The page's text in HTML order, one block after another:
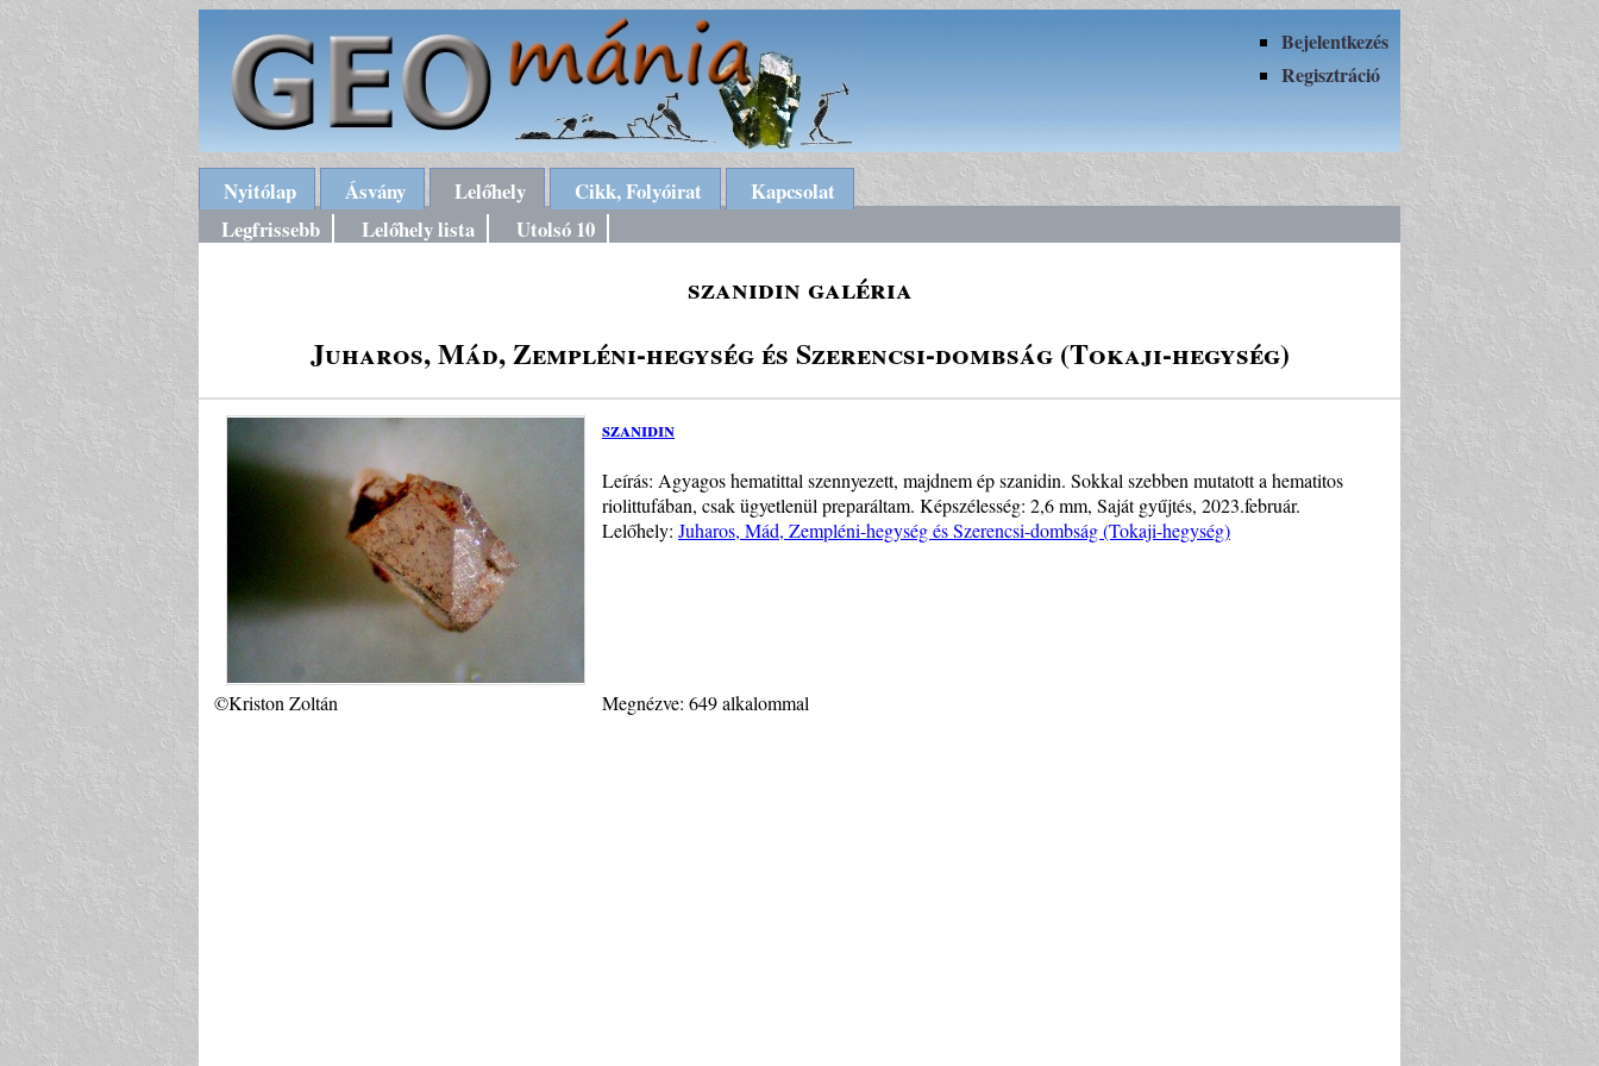
Bejelentkezés
Regisztráció
Nyitólap Ásvány Lelőhely Cikk, Folyóirat
Kapcsolat
Legfrissebb
Lelőhely lista Utolsó 10
szanidin galéria
Juharos, Mád, Zempléni-hegység és Szerencsi-dombság (Tokaji-hegység)
szanidin
Leírás: Agyagos hematittal szennyezett, majdnem ép szanidin. Sokkal szebben mutatott a hematitos
riolittufában, csak ügyetlenül preparáltam. Képszélesség: 2,6 mm, Saját gyűjtés, 2023.február.
Lelőhely: Juharos, Mád, Zempléni-hegység és Szerencsi-dombság (Tokaji-hegység)
©Kriston Zoltán Megnézve: 649 alkalommal